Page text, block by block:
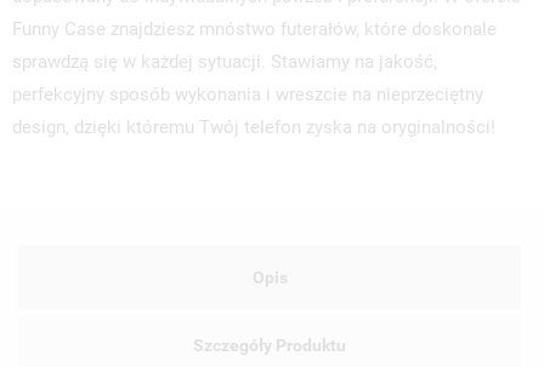
Funny Case znajdziesz mnóstwo futerałów, które doskonale
sprawdzą się w każdej sytuacji. Stawiamy na jakość,
perfekcyjny sposób wykonania i wreszcie na nieprzeciętny
design, dzięki któremu Twój telefon zyska na oryginalności!
Opis
Szczegóły Produktu